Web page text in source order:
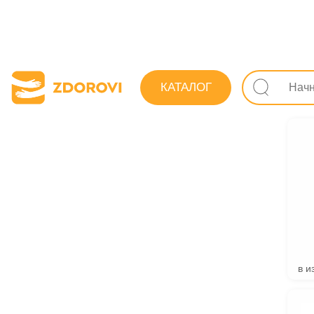
КАТАЛОГ
Поиск
в